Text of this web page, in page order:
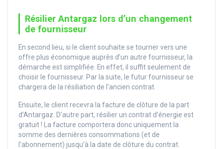
Résilier Antargaz lors d’un changement
de fournisseur
En second lieu, si le client souhaite se tourner vers une
offre plus économique auprès d’un autre fournisseur, la
démarche est simplifiée. En effet, il suffit seulement de
choisir le fournisseur. Par la suite, le futur fournisseur se
chargera de la résiliation de l’ancien contrat.
Ensuite, le client recevra la facture de clôture de la part
d’Antargaz. D’autre part, résilier un contrat d’énergie est
gratuit ! La facture comportera donc uniquement la
somme des dernières consommations (et de
l’abonnement) jusqu’à la date de clôture du contrat.